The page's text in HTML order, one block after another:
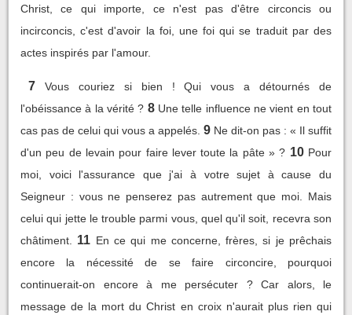
Christ, ce qui importe, ce n'est pas d'être circoncis ou
incirconcis, c'est d'avoir la foi, une foi qui se traduit par des
actes inspirés par l'amour.
7
Vous couriez si bien ! Qui vous a détournés de
l'obéissance à la vérité ? 8 Une telle influence ne vient en tout
cas pas de celui qui vous a appelés. 9 Ne dit-on pas : « Il suffit
d'un peu de levain pour faire lever toute la pâte » ? 10 Pour
moi, voici l'assurance que j'ai à votre sujet à cause du
Seigneur : vous ne penserez pas autrement que moi. Mais
celui qui jette le trouble parmi vous, quel qu'il soit, recevra son
châtiment.
11 En ce qui me concerne, frères, si je prêchais
encore la nécessité de se faire circoncire, pourquoi
continuerait-on encore à me persécuter ? Car alors, le
message de la mort du Christ en croix n'aurait plus rien qui